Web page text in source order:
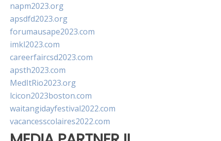
napm2023.org
apsdfd2023.org
forumausape2023.com
imkl2023.com
careerfaircsd2023.com
apsth2023.com
MedItRio2023.org
lcicon2023boston.com
waitangidayfestival2022.com
vacancesscolaires2022.com